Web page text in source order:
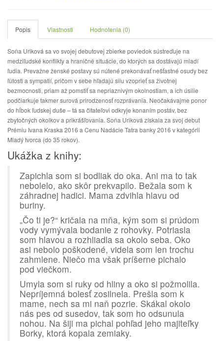
Popis Vlastnosti Hodnotenia (0)
Soňa Uriková sa vo svojej debutovej zbierke poviedok sústreďuje na
medziľudské konflikty a hraničné situácie, do ktorých sa dostávajú mladí
ľudia. Prevažne ženské postavy sú nútené prekonávať nešťastné osudy bez
ľútosti a sympatií, pričom v sebe hľadajú silu vzoprieť sa životnej
bezmocnosti, priam až pomstiť sa nepriaznivým okolnostiam, a ich úsilie
podčiarkuje takmer surová prirodzenosť rozprávania. Neočakávajme ponor
do hĺbok ľudskej duše – tá sa čitateľovi odkryje konaním postáv, bez
zbytočných okolkov a prikrášľovania. Soňa Uriková získala za svoj debut
Prémiu Ivana Kraska 2016 a Cenu Nadácie Tatra banky 2016 v kategórii
Mladý tvorca (do 35 rokov).
Ukážka z knihy:
Zapichla som si bodliak do oka. Ani ma to tak
nebolelo, ako skôr prekvapilo. Bežala som k
záhradnej hadici. Mama zdvihla hlavu od
buriny.
„Čo ti je?“ kričala na mňa, kým som si prúdom
vody vymývala bodanie z rohovky. Potriasla
som hlavou a rozhliadla sa okolo seba. Oko
asi nebolo poškodené, videla som len trochu
zahmlene. Niečo ma však príšerne pichalo
pod viečkom.
Umyla som si ruky od hliny a oko si požmolila.
Nepríjemná bolesť zosilnela. Prešla som k
mame, nech sa mi naň pozrie. Skákal okolo
nás pes od susedov, tak som ho odsunula
nohou. Na šiji ma pichal pohľad jeho majiteľky
Borky, ktorá kopala zemiaky.